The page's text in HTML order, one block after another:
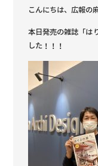
こんにちは、広報の
本日発売の雑誌「は
した！！！